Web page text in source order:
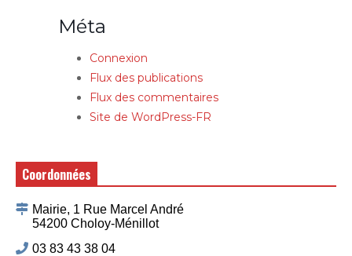
Méta
Connexion
Flux des publications
Flux des commentaires
Site de WordPress-FR
Coordonnées
Mairie, 1 Rue Marcel André
54200 Choloy-Ménillot
03 83 43 38 04